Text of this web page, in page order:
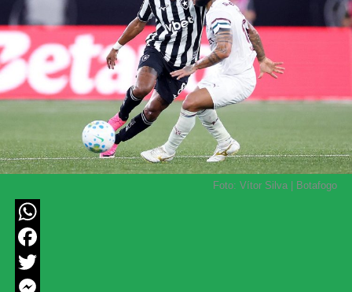
Foto: Vítor Silva | Botafogo
WhatsApp
Facebook
Twitter